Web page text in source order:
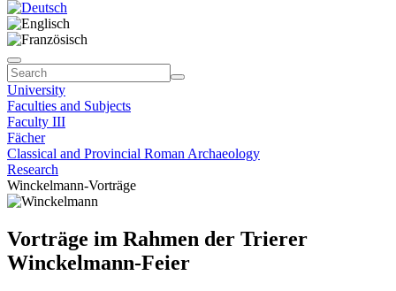
University
Faculties and Subjects
Faculty III
Fächer
Classical and Provincial Roman Archaeology
Research
Winckelmann-Vorträge
Vorträge im Rahmen der Trierer
Winckelmann-Feier